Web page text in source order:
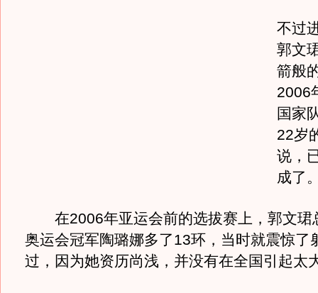
不过
郭文
箭般
2006
国家
22岁
说，
成了
在2006年亚运会前的选拔赛上，郭文珺
奥运会冠军陶璐娜多了13环，当时就震惊了
过，因为她资历尚浅，并没有在全国引起太